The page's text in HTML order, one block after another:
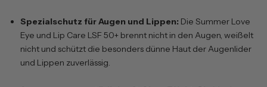
Spezialschutz für Augen und Lippen: Die Summer Love
Eye und Lip Care LSF 50+ brennt nicht in den Augen, weißelt
nicht und schützt die besonders dünne Haut der Augenlider
und Lippen zuverlässig.